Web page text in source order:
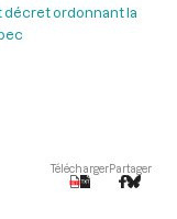
décret ordonnant la
TéléchargerPartager